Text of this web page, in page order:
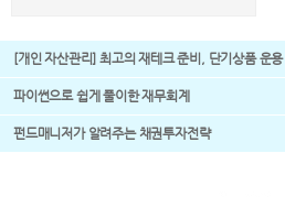
[개인 자산관리] 최고의 재테크 준비, 단기상품 운용
파이썬으로 쉽게 풀이한 재무회계
펀드매니저가 알려주는 채권투자전략